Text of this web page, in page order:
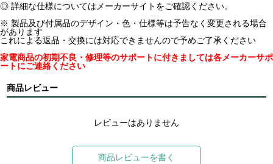
◎ 詳細な仕様についてはメーカーサイトをご確認ください。
※ 製品及び付属品のデザイン・色・仕様等は予告なく変更される場合
があります
これによる返品・交換には対応できませんので予めご了承ください
家電商品の初期不良・修理等のサポートに付きましては各メーカーサポ
ートにご連絡ください
商品レビュー
レビューはありません
商品レビューを書く